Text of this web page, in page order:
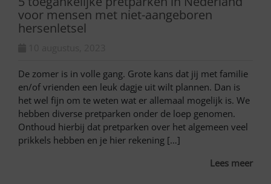
voor mensen met niet-aangeboren
hersenletsel
De zomer is in volle gang. Grote kans dat jij met familie
en/of vrienden een leuk dagje uit wilt plannen. Dan is
het wel fijn om te weten wat er allemaal mogelijk is. We
hebben diverse pretparken onder de loep genomen.
Onthoud hierbij dat pretparken over het algemeen veel
prikkels hebben en je hier rekening […]
Lees meer